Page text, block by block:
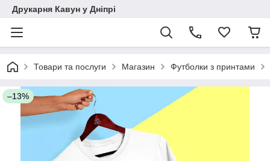
Друкарня Кавун у Дніпрі
Товари та послуги Магазин Футболки з принтами
–13%